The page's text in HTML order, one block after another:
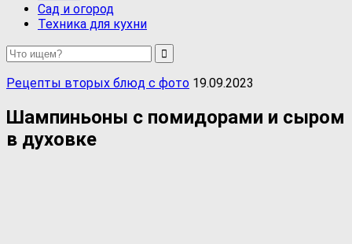
Сад и огород
Техника для кухни
Рецепты вторых блюд с фото 19.09.2023
Шампиньоны с помидорами и сыром
в духовке